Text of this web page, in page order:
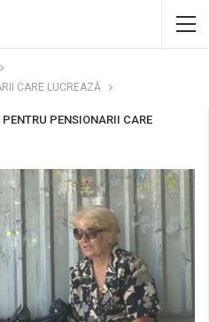
CARE LUCREAZĂ
PENSIONARII CARE